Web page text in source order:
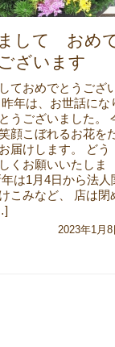
して おめ
ざいます
ておめでとうござ
昨年は、お世話にな
うございました。
顔こぼれるお花を
届けします。 どう
くお願いいたしま
は1月4日から法人
こみなど、 店は閉
2023年1月8